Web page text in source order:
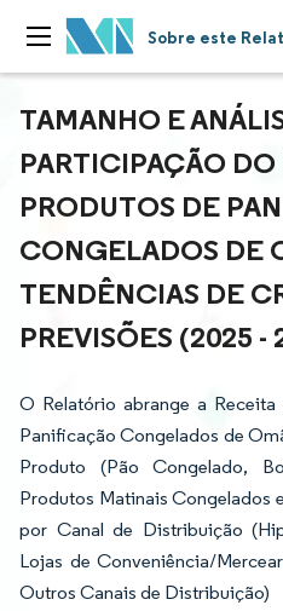
Sobre este
TAMANHO E
PARTICIPAÇÃO
PRODUTOS DE
CONGELADOS DE
TENDÊNCIAS DE
PREVISÕES (2025 -
O Relatório abrange a
Panificação Congelados de
Produto (Pão Congelado,
Produtos Matinais Congelados
por Canal de Distribuição
Lojas de Conveniência/
Outros Canais de Distribuição)